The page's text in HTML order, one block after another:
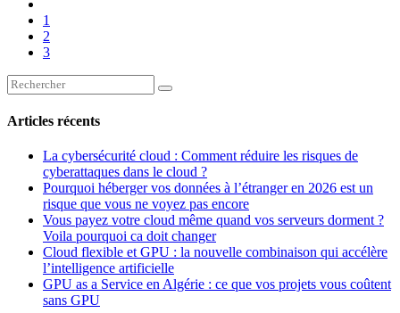
1
2
3
Articles récents
La cybersécurité cloud : Comment réduire les risques de
cyberattaques dans le cloud ?
Pourquoi héberger vos données à l’étranger en 2026 est un
risque que vous ne voyez pas encore
Vous payez votre cloud même quand vos serveurs dorment ?
Voila pourquoi ca doit changer
Cloud flexible et GPU : la nouvelle combinaison qui accélère
l’intelligence artificielle
GPU as a Service en Algérie : ce que vos projets vous coûtent
sans GPU